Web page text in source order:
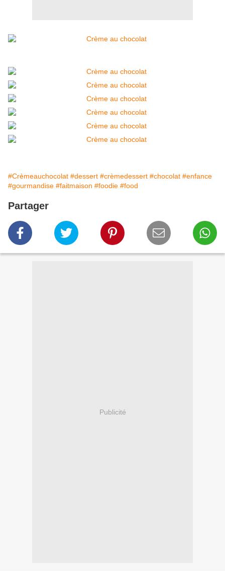
#Crèmeauchocolat #dessert #crèmedessert #chocolat #enfance
#gourmandise #faitmaison #foodie #food
Partager
Publicité